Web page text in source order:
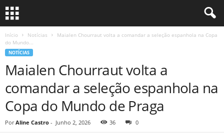
Início Notícias
Maialen Chourraut volta a comandar a seleção espanhola na Copa
do Mundo...
NOTÍCIAS
Maialen Chourraut volta a
comandar a seleção espanhola na
Copa do Mundo de Praga
Por Aline Castro - Junho 2, 2026 36 0